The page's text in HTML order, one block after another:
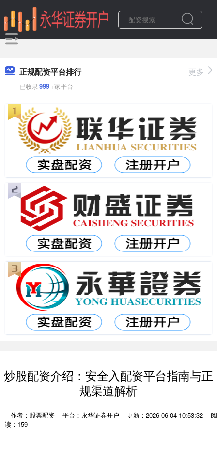
正规配资平台排行
已收录999+家平台
更多
炒股配资介绍：安全入配资平台指南与正
规渠道解析
作者：股票配资 平台：永华证券开户 更新：2026-06-04 10:53:32
阅
读：159